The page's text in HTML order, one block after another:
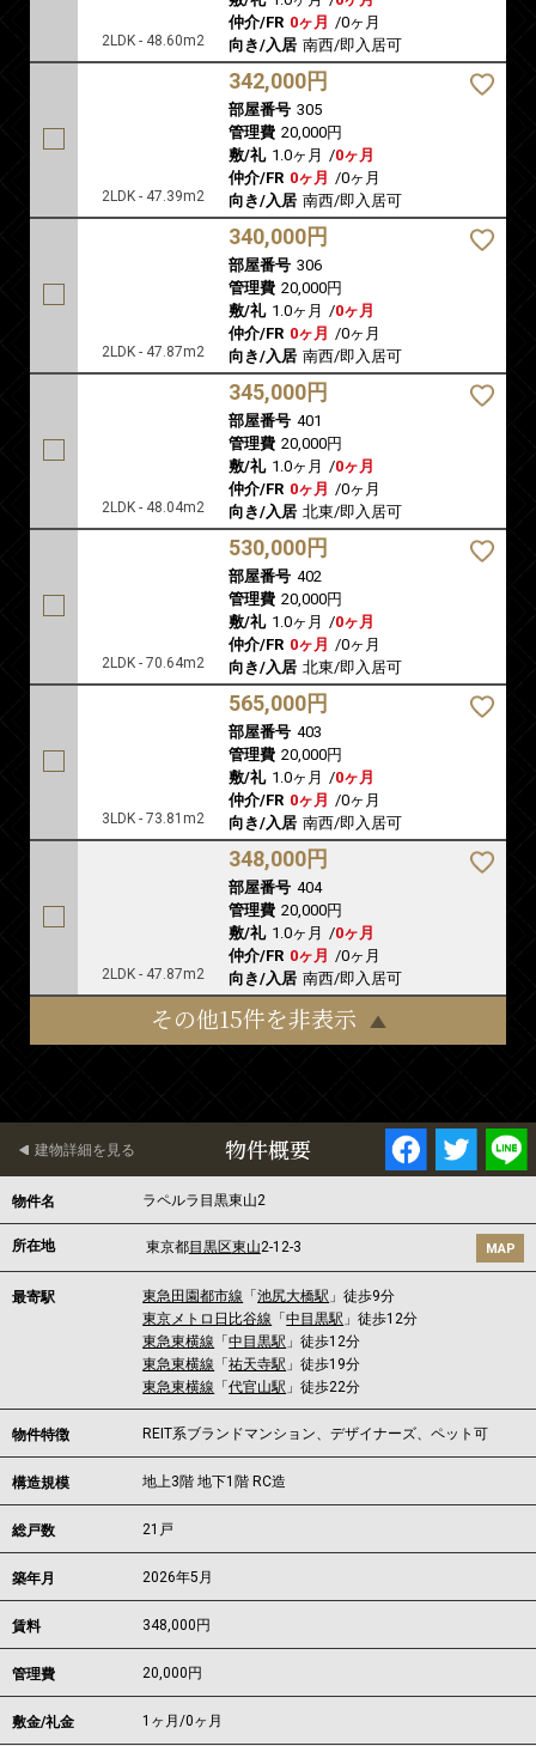
2LDK - 48.60m2
仲介/FR 0ヶ月 /0ヶ月
向き/入居 南西/即入居可
2LDK - 47.39m2
342,000円
部屋番号 305
管理費 20,000円
敷/礼 1.0ヶ月 /0ヶ月
仲介/FR 0ヶ月 /0ヶ月
向き/入居 南西/即入居可
2LDK - 47.87m2
340,000円
部屋番号 306
管理費 20,000円
敷/礼 1.0ヶ月 /0ヶ月
仲介/FR 0ヶ月 /0ヶ月
向き/入居 南西/即入居可
2LDK - 48.04m2
345,000円
部屋番号 401
管理費 20,000円
敷/礼 1.0ヶ月 /0ヶ月
仲介/FR 0ヶ月 /0ヶ月
向き/入居 北東/即入居可
2LDK - 70.64m2
530,000円
部屋番号 402
管理費 20,000円
敷/礼 1.0ヶ月 /0ヶ月
仲介/FR 0ヶ月 /0ヶ月
向き/入居 北東/即入居可
3LDK - 73.81m2
565,000円
部屋番号 403
管理費 20,000円
敷/礼 1.0ヶ月 /0ヶ月
仲介/FR 0ヶ月 /0ヶ月
向き/入居 南西/即入居可
2LDK - 47.87m2
348,000円
部屋番号 404
管理費 20,000円
敷/礼 1.0ヶ月 /0ヶ月
仲介/FR 0ヶ月 /0ヶ月
向き/入居 南西/即入居可
その他15件を非表示
物件概要
建物詳細を見る
物件名 ラペルラ目黒東山2
所在地 東京都目黒区東山2-12-3 MAP
最寄駅 東急田園都市線 「池尻大橋駅 」徒歩9分
東京メトロ日比谷線 「中目黒駅 」徒歩12分
東急東横線 「中目黒駅 」徒歩12分
東急東横線 「祐天寺駅 」徒歩19分
東急東横線 「代官山駅 」徒歩22分
物件特徴 REIT系ブランドマンション、デザイナーズ、ペット可
構造規模 地上3階 地下1階 RC造
総戸数 21戸
築年月 2026年5月
賃料 348,000 円
管理費 20,000円
敷金/礼金 1ヶ月/0ヶ月